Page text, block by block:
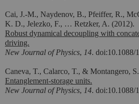
Cai, J.-M., Naydenov, B., Pfeiffer, R.,
K. D., Jelezko, F., … Retzker, A. (2012).
Robust dynamical decoupling with
driving.
New Journal of Physics, 14. doi:10.1088/
Caneva, T., Calarco, T., & Montangero,
Entanglement-storage units.
New Journal of Physics, 14. doi:10.1088/